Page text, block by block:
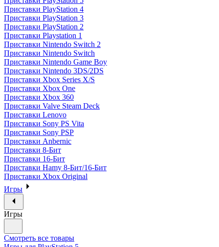
Приставки PlayStation 4
Приставки PlayStation 3
Приставки PlayStation 2
Приставки Playstation 1
Приставки Nintendo Switch 2
Приставки Nintendo Switch
Приставки Nintendo Game Boy
Приставки Nintendo 3DS/2DS
Приставки Xbox Series X/S
Приставки Xbox One
Приставки Xbox 360
Приставки Valve Steam Deck
Приставки Lenovo
Приставки Sony PS Vita
Приставки Sony PSP
Приставки Anbernic
Приставки 8-Бит
Приставки 16-Бит
Приставки Hamy 8-Бит/16-Бит
Приставки Xbox Original
Игры
Игры
Смотреть все товары